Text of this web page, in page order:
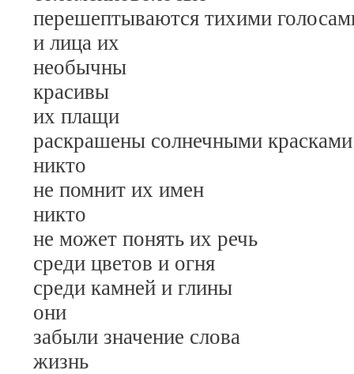
перешептываются тихими
и лица их
необычны
красивы
их плащи
раскрашены солнечными красками
никто
не помнит их имен
никто
не может понять их речь
среди цветов и огня
среди камней и глины
они
забыли значение слова
жизнь